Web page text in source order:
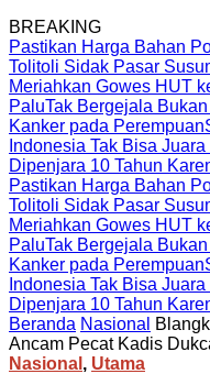
BREAKING
Pastikan Harga Bahan
Tolitoli Sidak Pasar
Meriahkan Gowes HUT
PaluTak Bergejala
Kanker pada Perempuan
Indonesia Tak Bisa
Dipenjara 10 Tahun
Pastikan Harga Bahan
Tolitoli Sidak Pasar
Meriahkan Gowes HUT
PaluTak Bergejala
Kanker pada Perempuan
Indonesia Tak Bisa
Dipenjara 10 Tahun
Beranda Nasional
Ancam Pecat Kadis
Nasional , Utama